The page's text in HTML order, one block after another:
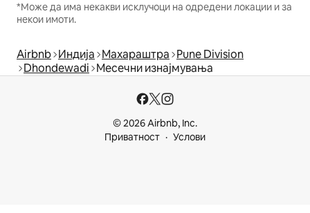
*Може да има некакви исклучоци на одредени локации и за
некои имоти.
Airbnb Индија Махараштра Pune Division
Dhondewadi Месечни изнајмувања
© 2026 Airbnb, Inc.
Приватност
Услови